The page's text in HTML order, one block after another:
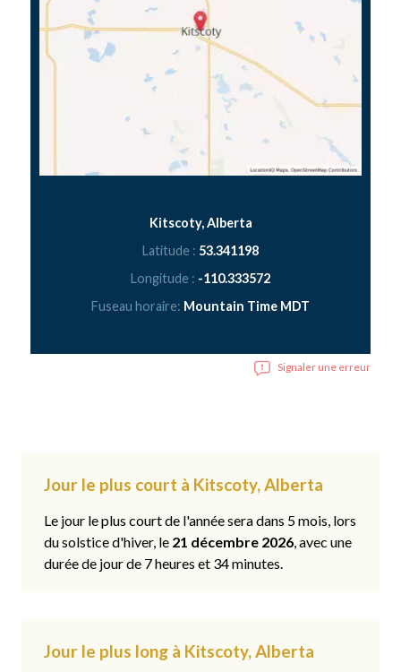
Kitscoty, Alberta
Latitude : 53.341198
Longitude : -110.333572
Fuseau horaire: Mountain Time MDT
Signaler une erreur
Jour le plus court à Kitscoty, Alberta
Le jour le plus court de l'année sera dans 5 mois, lors
du solstice d'hiver, le 21 décembre 2026, avec une
durée de jour de 7 heures et 34 minutes.
Jour le plus long à Kitscoty, Alberta